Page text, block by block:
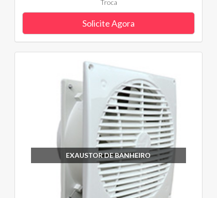
Troca
Solicite Agora
EXAUSTOR DE BANHEIRO